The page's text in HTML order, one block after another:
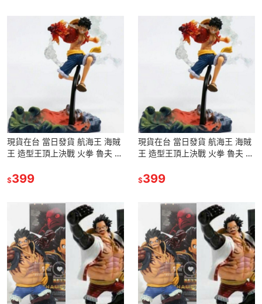
現貨在台 當日發貨 航海王 海賊
王 造型王頂上決戰 火拳 魯夫 路
像
$399
現貨在台 當日發貨 航海王 海賊
王 造型王頂上決戰 火拳 魯夫 路
像
$399